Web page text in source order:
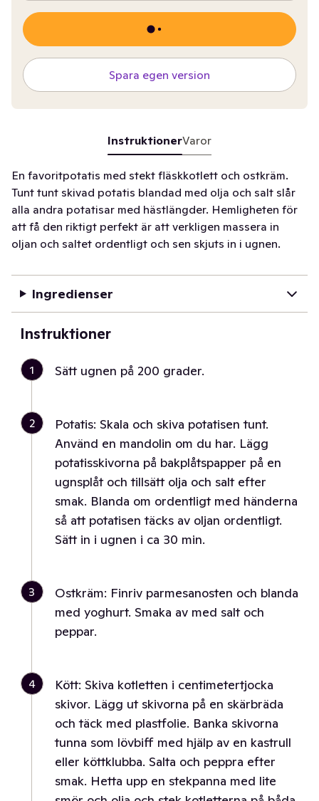
Spara egen version
InstruktionerVaror
En favoritpotatis med stekt fläskkotlett och ostkräm.
Tunt tunt skivad potatis blandad med olja och salt slår
alla andra potatisar med hästlängder. Hemligheten för
att få den riktigt perfekt är att verkligen massera in
oljan och saltet ordentligt och sen skjuts in i ugnen.
Ingredienser
Instruktioner
1 Sätt ugnen på 200 grader.
2
Potatis: Skala och skiva potatisen tunt.
Använd en mandolin om du har. Lägg
potatisskivorna på bakplåtspapper på en
ugnsplåt och tillsätt olja och salt efter
smak. Blanda om ordentligt med händerna
så att potatisen täcks av oljan ordentligt.
Sätt in i ugnen i ca 30 min.
3
Ostkräm: Finriv parmesanosten och blanda
med yoghurt. Smaka av med salt och
peppar.
4
Kött: Skiva kotletten i centimetertjocka
skivor. Lägg ut skivorna på en skärbräda
och täck med plastfolie. Banka skivorna
tunna som lövbiff med hjälp av en kastrull
eller köttklubba. Salta och peppra efter
smak. Hetta upp en stekpanna med lite